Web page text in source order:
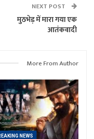
NEXT POST
मुठभेड़ में मारा गया एक
आतंकवादी
More From Author
NEWS